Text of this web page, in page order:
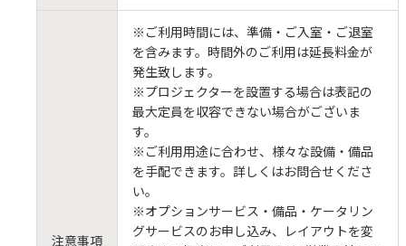
注意事項
※ご利用時間には、準備・ご入室・ご退室
を含みます。時間外のご利用は延長料金が
発生致します。
※プロジェクターを設置する場合は表記の
最大定員を収容できない場合がございま
す。
※ご利用用途に合わせ、様々な設備・備品
を手配できます。詳しくはお問合せくださ
い。
※オプションサービス・備品・ケータリン
グサービスのお申し込み、レイアウトを変